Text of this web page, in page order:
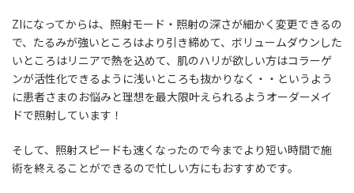
ZIになってからは、照射モード・照射の深さが細かく変更できるの
で、たるみが強いところはより引き締めて、ボリュームダウンした
いところはリニアで熱を込めて、肌のハリが欲しい方はコラーゲ
ンが活性化できるように浅いところも抜かりなく・・というよう
に患者さまのお悩みと理想を最大限叶えられるようオーダーメイ
ドで照射しています！
そして、照射スピードも速くなったので今までより短い時間で施
術を終えることができるので忙しい方にもおすすめです。